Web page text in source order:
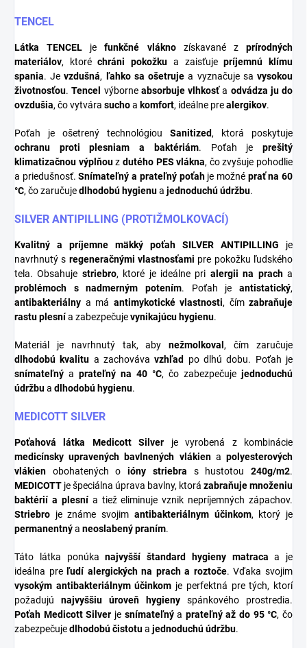
TENCEL
Látka TENCEL jefunkčné vláknozískavané zprírodných
materiálov, ktoréchráni pokožku a zaisťujepríjemnú klímu
spania. Jevzdušná, ľahko sa ošetruje a vyznačuje savysokou
životnosťou.Tencel výborne absorbuje vlhkosťa odvádza ju do
ovzdušia, čo vytvára suchoa komfort, ideálne prealergikov.
Poťah je ošetrený technológiou Sanitized, ktorá poskytuje
ochranu proti plesniam a baktériám. Poťah jeprešitý
klimatizačnou výplňouz dutého PES vlákna, čo zvyšuje pohodlie
a priedušnosť.Snímateľný a prateľný poťahje možné prať na 60
°C, čo zaručujedlhodobú hygienua jednoduchú údržbu.
SILVER ANTIPILLING (PROTIŽMOLKOVACÍ)
Kvalitný a príjemne mäkký poťah SILVER ANTIPILLING je
navrhnutý s regeneračnými vlastnosťami pre pokožku ľudského
tela. Obsahuje striebro, ktoré je ideálne pri alergii na pracha
problémoch s nadmerným potením. Poťah je antistatický,
antibakteriálny a má antimykotické vlastnosti, čím zabraňuje
rastu plesnía zabezpečujevynikajúcu hygienu.
Materiál je navrhnutý tak, abynežmolkoval , čím zaručuje
dlhodobú kvalitu a zachovávavzhľad
po dlhú dobu. Poťah je
snímateľný a prateľný na 40 °C, čo zabezpečuje jednoduchú
údržbua dlhodobú hygienu.
MEDICOTT SILVER
Poťahová látka Medicott Silver je vyrobená z kombinácie
medicínsky upravených bavlnených vlákienapolyesterových
vlákien obohatených oióny striebra s hustotou240g/m2.
MEDICOTT je špeciálna úprava bavlny, ktorá zabraňuje množeniu
baktérií a plesnía tiež eliminuje vznik nepríjemných zápachov.
Striebro je známe svojim antibakteriálnym účinkom, ktorý je
permanentnýa neoslabený praním.
Táto látka ponúkanajvyšší štandard hygieny matraca a je
ideálna pre ľudí alergických na prach a roztoče. Vďaka svojim
vysokým antibakteriálnym účinkom je perfektná pre tých, ktorí
požadujú najvyššiu úroveň hygieny spánkového prostredia.
Poťah Medicott Silver je snímateľnýa prateľný až do 95 °C, čo
zabezpečujedlhodobú čistotua jednoduchú údržbu.